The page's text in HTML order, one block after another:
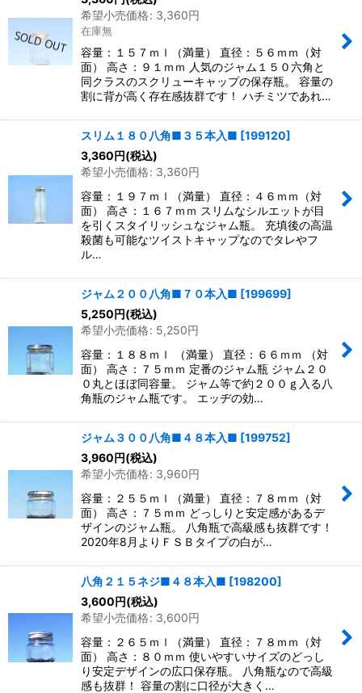
希望小売価格: 3,360円
在庫無
容量：１５７ｍｌ（満量） 直径：５６ｍｍ（対
面） 高さ：９１ｍｍ 人気のジャム１５０六角と
同クラスのスクリューキャップの保存瓶。 容量の
割に背が高く存在感抜群です！ ハチミツであれ…
スリム１８０八角■３５本入■ [199120]
3,360円(税込)
希望小売価格: 3,360円
容量：１９７ｍｌ（満量） 直径：４６ｍｍ（対
面） 高さ：１６７ｍｍ スリムなシルエットが目
を引くスタイリッシュなジャム瓶。 充填後の高温
殺菌も可能なツイストキャップなのでタレやフ
ル…
ジャム２００八角■７０本入■ [199699]
5,250円(税込)
希望小売価格: 5,250円
容量：１８８ｍｌ （満量） 直径：６６ｍｍ （対
面） 高さ：７５ｍｍ 定番のジャム瓶 ジャム２０
０丸とほぼ同容量。 ジャム等で約２００ｇ入る八
角瓶のジャム瓶です。 エッヂの効…
ジャム３００八角■４８本入■ [199752]
3,960円(税込)
希望小売価格: 3,960円
容量：２５５ｍｌ（満量） 直径：７８ｍｍ（対
面） 高さ：７５ｍｍ どっしりと安定感があるデ
ザインのジャム瓶。 八角瓶で高級感も抜群です！
2020年8月よりＦＳＢタイプの白が…
八角２１５ネジ■４８本入■ [198200]
3,600円(税込)
希望小売価格: 3,600円
容量：２６５ｍｌ（満量） 直径：７８ｍｍ（対
面） 高さ：８０ｍｍ 使いやすいサイズのどっし
り安定デザインの広口保存瓶。 八角瓶なので高級
感も抜群！ 容量の割に口径が大きく…